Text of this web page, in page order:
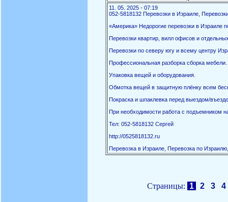
11. 05. 2025 - 07:19
052-5818132 Перевозки в Израиле,
«Америка» Недорогие перевозки в Израиле
Перевозки квартир, вилл офисов и
Перевозки по северу югу и всему центру
Профессиональная разборка сборка мебели.
Упаковка вещей и оборудования.
Обмотка вещей в защитную плёнку всем
Покраска и шпаклевка перед выездом/
При необходимости работа с подъемником
Тел: 052-5818132 Сергей
http://0525818132.ru
Перевозка в Израиле, Перевозка по
Страницы: 1 2 3 4